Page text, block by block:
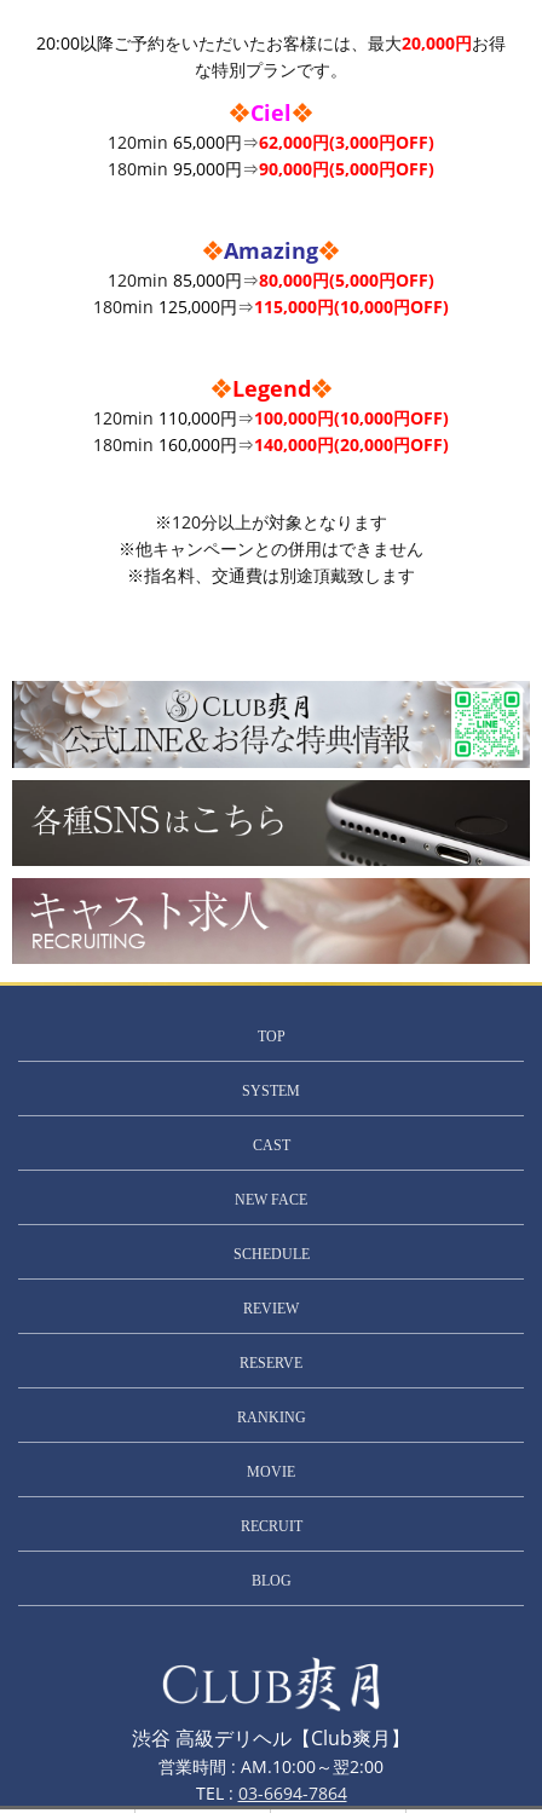
20:00以降ご予約をいただいたお客様には、最大20,000円お得
な特別プランです。
❖Ciel❖
120min 65,000円⇒62,000円(3,000円OFF)
180min 95,000円⇒90,000円(5,000円OFF)
❖Amazing❖
120min 85,000円⇒80,000円(5,000円OFF)
180min 125,000円⇒115,000円(10,000円OFF)
❖Legend❖
120min 110,000円⇒100,000円(10,000円OFF)
180min 160,000円⇒140,000円(20,000円OFF)
※120分以上が対象となります
※他キャンペーンとの併用はできません
※指名料、交通費は別途頂戴致します
TOP
SYSTEM
CAST
NEW FACE
SCHEDULE
REVIEW
RESERVE
RANKING
MOVIE
RECRUIT
BLOG
渋谷 高級デリヘル【Club爽月】
営業時間 : AM.10:00～翌2:00
TEL : 03-6694-7864